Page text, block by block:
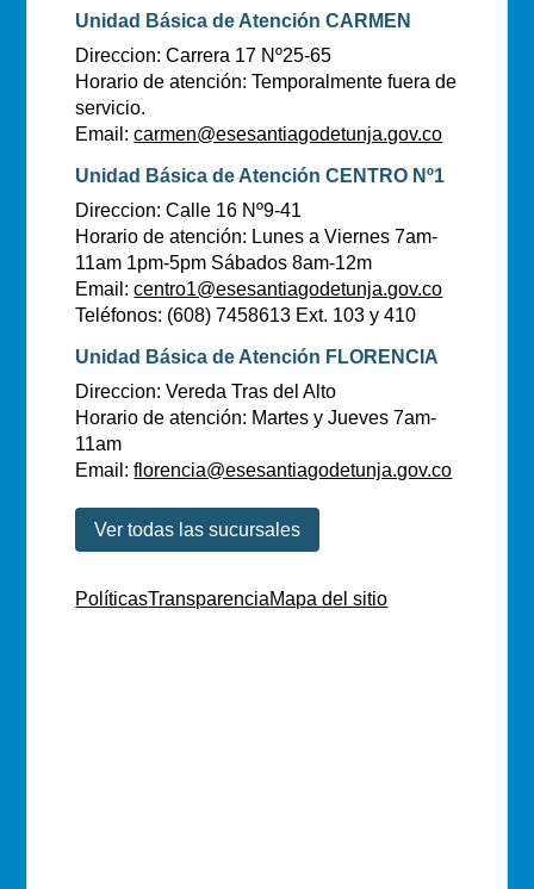
Unidad Básica de Atención CARMEN
Direccion: Carrera 17 Nº25-65
Horario de atención: Temporalmente fuera de
servicio.
Email:carmen@esesantiagodetunja.gov.co
Unidad Básica de Atención CENTRO Nº1
Direccion: Calle 16 Nº9-41
Horario de atención: Lunes a Viernes 7am-
11am 1pm-5pm Sábados 8am-12m
Email:centro1@esesantiagodetunja.gov.co
Teléfonos: (608) 7458613 Ext. 103 y 410
Unidad Básica de Atención FLORENCIA
Direccion: Vereda Tras del Alto
Horario de atención: Martes y Jueves 7am-
11am
Email:florencia@esesantiagodetunja.gov.co
Ver todas las sucursales
PolíticasTransparenciaMapa del sitio